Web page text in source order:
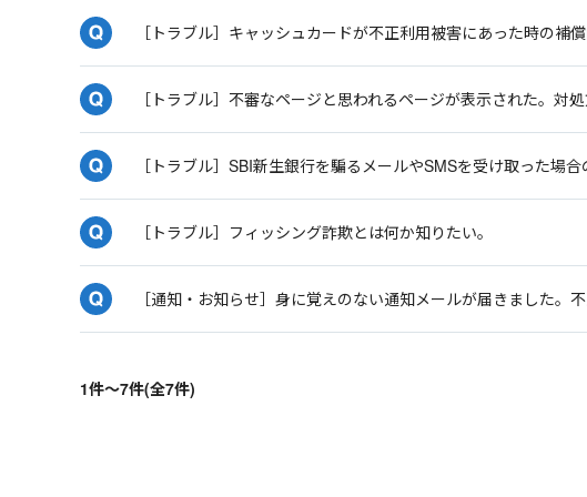
［トラブル］キャッシュカードが不正利用被害にあった時の補償
［トラブル］不審なページと思われるページが表示された。対
［トラブル］SBI新生銀行を騙るメールやSMSを受け取った場
［トラブル］フィッシング詐欺とは何か知りたい。
［通知・お知らせ］身に覚えのない通知メールが届きました。
1件～7件(全7件)